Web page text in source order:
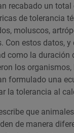
recabado un total
de tolerancia
moluscos,
Con estos datos,
como la duración
los organismos,
formulado una
la tolerancia al
que
de manera